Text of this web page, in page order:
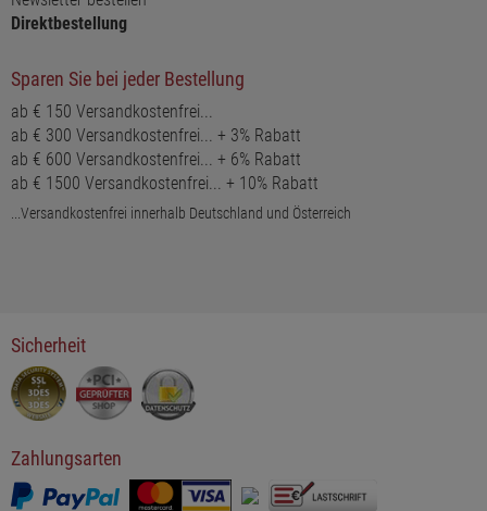
Direktbestellung
Sparen Sie bei jeder Bestellung
ab € 150 Versandkostenfrei...
ab € 300 Versandkostenfrei... + 3% Rabatt
ab € 600 Versandkostenfrei... + 6% Rabatt
ab € 1500 Versandkostenfrei... + 10% Rabatt
...Versandkostenfrei innerhalb Deutschland und Österreich
Sicherheit
Zahlungsarten